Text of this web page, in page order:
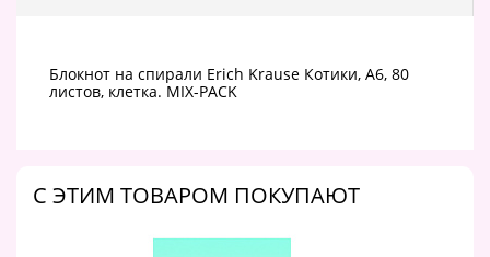
Блокнот на спирали Erich Krause Котики, А6, 80
листов, клетка. MIX-PACK
C ЭТИМ ТОВАРОМ ПОКУПАЮТ